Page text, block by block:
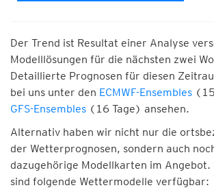
Der Trend ist Resultat einer Analyse
Modelllösungen für die nächsten zwei
Detaillierte Prognosen für diesen
bei uns unter den ECMWF-Ensembles
GFS-Ensembles (16 Tage) ansehen.
Alternativ haben wir nicht nur die
der Wetterprognosen, sondern auch
dazugehörige Modellkarten im Angebot.
sind folgende Wettermodelle verfügbar: